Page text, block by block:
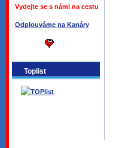
Vydejte se s námi na cestu
Odplouváme na Kanáry
Toplist